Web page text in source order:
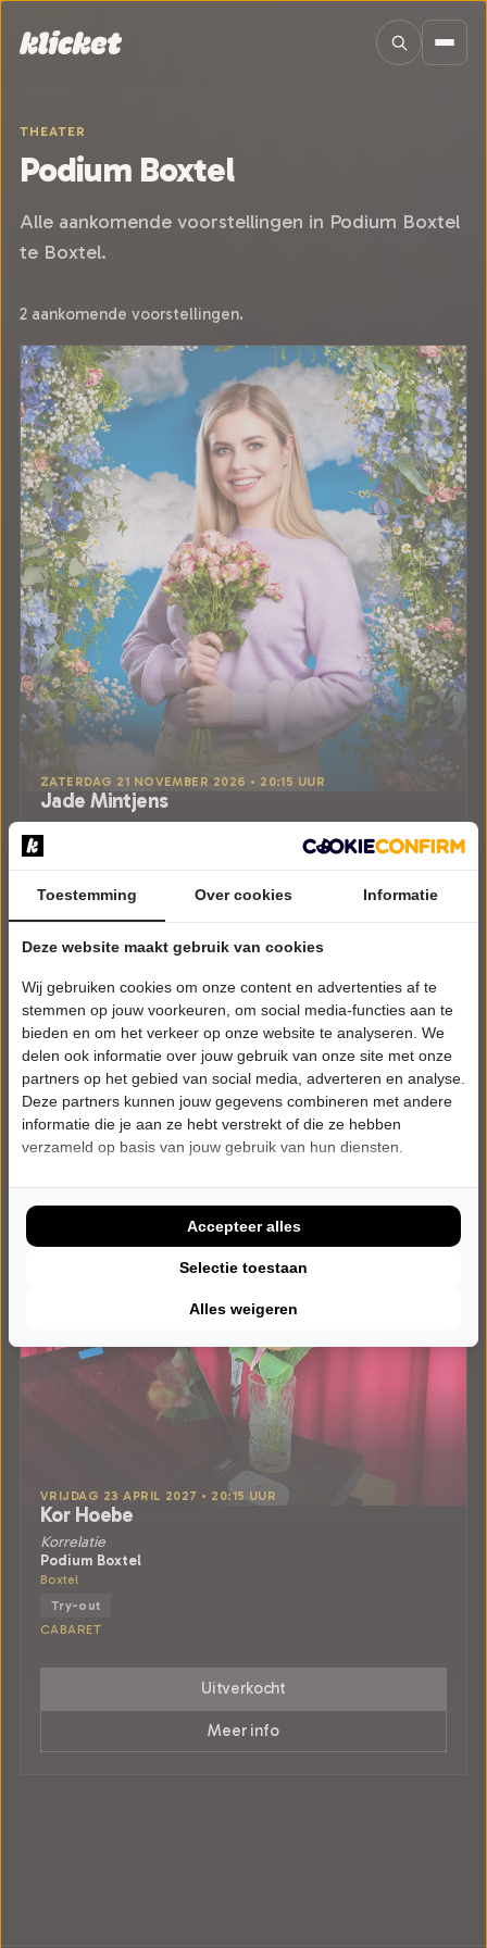
THEATER
Podium Boxtel
Alle aankomende voorstellingen in Podium Boxtel
te Boxtel.
2 aankomende voorstellingen.
ZATERDAG 21 NOVEMBER 2026 • 20:15 UUR
Jade Mintjens
Bedankt om te komen
CABARET
Uitverkocht
Meer info
VRIJDAG 23 APRIL 2027 • 20:15 UUR
Kor Hoebe
Korrelatie
Podium Boxtel
Boxtel
Try-out
CABARET
Uitverkocht
Meer info
Toestemming Over cookies Informatie
Deze website maakt gebruik van cookies
Wij gebruiken cookies om onze content en advertenties af te
stemmen op jouw voorkeuren, om social media-functies aan te
bieden en om het verkeer op onze website te analyseren. We
delen ook informatie over jouw gebruik van onze site met onze
partners op het gebied van social media, adverteren en analyse.
Deze partners kunnen jouw gegevens combineren met andere
informatie die je aan ze hebt verstrekt of die ze hebben
verzameld op basis van jouw gebruik van hun diensten.
Alles weigeren
Selectie toestaan
Accepteer alles